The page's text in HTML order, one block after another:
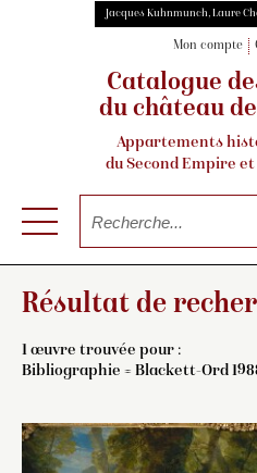
Jacques Kuhnmunch, Laure
Mon compte
Catalogue
du château
Appartements
du Second Empire
Résultat de
1 œuvre trouvée pour :
Bibliographie = Blackett-Ord